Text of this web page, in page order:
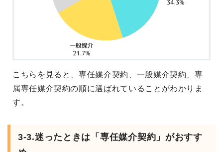
こちらを見ると、専任媒介契約、一般媒介契約、専
属専任媒介契約の順に選ばれていることがわかりま
す。
3-3.迷ったときは「専任媒介契約」がおすす